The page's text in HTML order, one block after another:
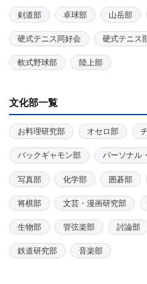
剣道部 卓球部 山岳部
硬式テニス同好会 硬式テニス
軟式野球部 陸上部
文化部一覧
お料理研究部 オセロ部
バックギャモン部 パーソナル
写真部 化学部 囲碁部
将棋部 文芸・漫画研究部
生物部 管弦楽部 討論部
鉄道研究部 音楽部